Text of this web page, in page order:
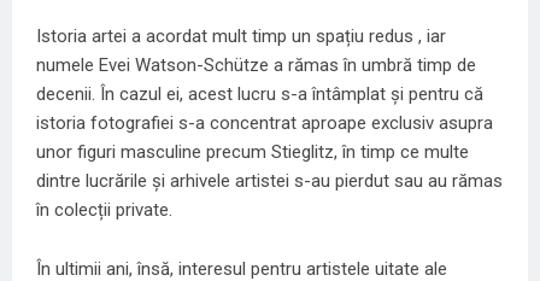
Istoria artei a acordat mult timp un spațiu redus , iar
numele Evei Watson-Schütze a rămas în umbră timp de
decenii. În cazul ei, acest lucru s-a întâmplat și pentru că
istoria fotografiei s-a concentrat aproape exclusiv asupra
unor figuri masculine precum Stieglitz, în timp ce multe
dintre lucrările și arhivele artistei s-au pierdut sau au rămas
în colecții private.
În ultimii ani, însă, interesul pentru artistele uitate ale